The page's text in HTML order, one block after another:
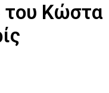
του Κώστα